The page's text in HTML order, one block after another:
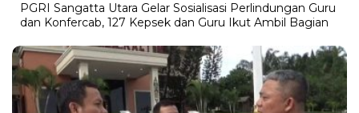
PGRI Sangatta Utara Gelar Sosialisasi Perlindungan Guru
dan Konfercab, 127 Kepsek dan Guru Ikut Ambil Bagian